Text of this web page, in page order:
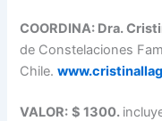
COORDINA: Dra.
de Constelaciones
Chile.
VALOR: $ 1300.